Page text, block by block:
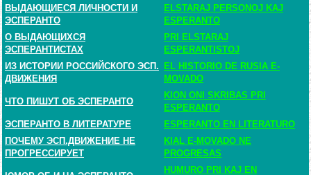
ВЫДАЮЩИЕСЯ ЛИЧНОСТИ И
ЭСПЕРАНТО
ELSTARAJ PERSONOJ KAJ
ESPERANTO
О ВЫДАЮЩИХСЯ
ЭСПЕРАНТИСТАХ
PRI ELSTARAJ
ESPERANTISTOJ
ИЗ ИСТОРИИ РОССИЙСКОГО ЭСП.
ДВИЖЕНИЯ
EL HISTORIO DE RUSIA E-
MOVADO
ЧТО ПИШУТ ОБ ЭСПЕРАНТО
KION ONI SKRIBAS PRI
ESPERANTO
ЭСПЕРАНТО В ЛИТЕРАТУРЕ
ESPERANTO EN LITERATURO
ПОЧЕМУ ЭСП.ДВИЖЕНИЕ НЕ
ПРОГРЕССИРУЕТ
KIAL E-MOVADO NE
PROGRESAS
HUMURO PRI KAJ EN